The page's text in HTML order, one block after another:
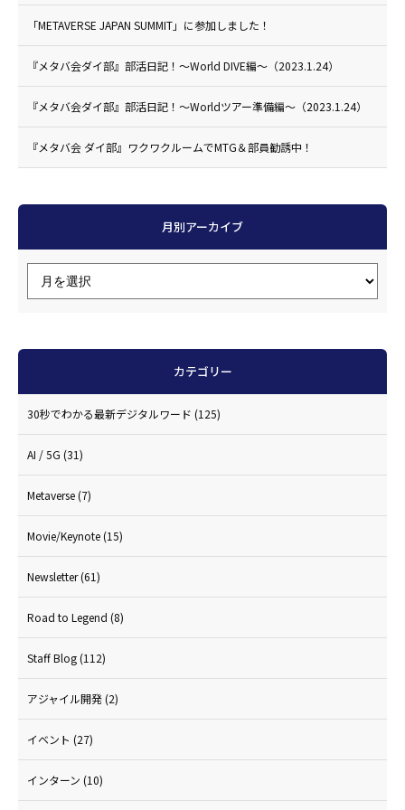
「METAVERSE JAPAN SUMMIT」に参加しました！
『メタバ会ダイ部』部活日記！〜World DIVE編〜（2023.1.24）
『メタバ会ダイ部』部活日記！〜Worldツアー準備編〜（2023.1.24）
『メタバ会 ダイ部』ワクワクルームでMTG＆部員勧誘中！
月別アーカイブ
カテゴリー
30秒でわかる最新デジタルワード (125)
AI / 5G (31)
Metaverse(7)
Movie/Keynote(15)
Newsletter(61)
Road to Legend (8)
Staff Blog(112)
アジャイル開発(2)
イベント (27)
インターン (10)